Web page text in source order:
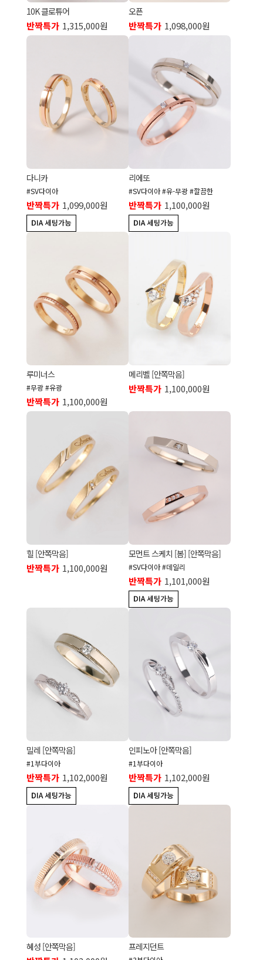
10K 클로튜어
반짝특가 1,315,000원
오픈
반짝특가 1,098,000원
다니카
#SV다이아
반짝특가 1,099,000원
리에또
#SV다이아 #유-무광 #깔끔한
반짝특가 1,100,000원
루미너스
#무광 #유광
반짝특가 1,100,000원
메리벨 [안쪽막음]
반짝특가 1,100,000원
힐 [안쪽막음]
반짝특가 1,100,000원
모먼트 스케치 [봄] [안쪽막음]
#SV다이아 #데일리
반짝특가 1,101,000원
밀레 [안쪽막음]
#1부다이아
반짝특가 1,102,000원
인피노아 [안쪽막음]
#1부다이아
반짝특가 1,102,000원
혜성 [안쪽막음] 프레지던트